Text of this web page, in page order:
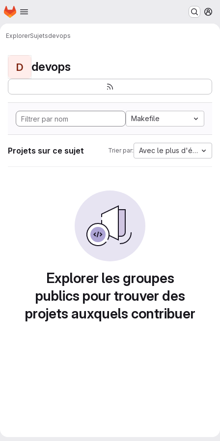
Passer au contenu principal
Page d'accueil
ExplorerSujetsdevops
D devops
Makefile
Projets sur ce sujet Trier par: Avec le plus d'étoiles
Explorer les groupes
publics pour trouver des
projets auxquels contribuer